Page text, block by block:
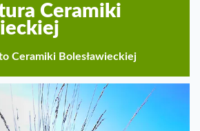
Ceramiki
Ceramiki Bolesławieckiej